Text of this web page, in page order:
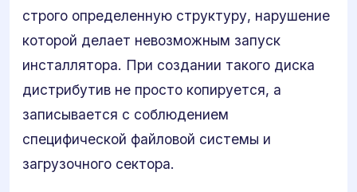
строго определенную структуру, нарушение
которой делает невозможным запуск
инсталлятора. При создании такого диска
дистрибутив не просто копируется, а
записывается с соблюдением
специфической файловой системы и
загрузочного сектора.